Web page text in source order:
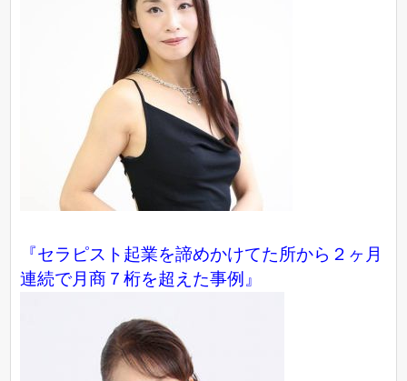
『セラピスト起業を諦めかけてた所から２ヶ月
連続で月商７桁を超えた事例』